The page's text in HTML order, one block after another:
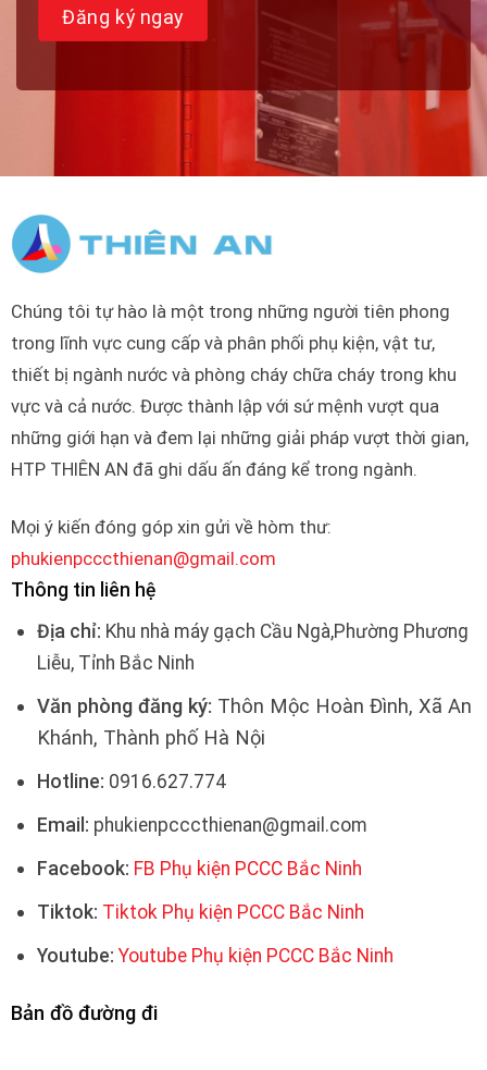
Chúng tôi tự hào là một trong những người tiên phong
trong lĩnh vực cung cấp và phân phối phụ kiện, vật tư,
thiết bị ngành nước và phòng cháy chữa cháy trong khu
vực và cả nước. Được thành lập với sứ mệnh vượt qua
những giới hạn và đem lại những giải pháp vượt thời gian,
HTP THIÊN AN đã ghi dấu ấn đáng kể trong ngành.
Mọi ý kiến đóng góp xin gửi về hòm thư:
phukienpcccthienan@gmail.com
Thông tin liên hệ
Địa chỉ: Khu nhà máy gạch Cầu Ngà,Phường Phương
Liễu, Tỉnh Bắc Ninh
Văn phòng đăng ký: Thôn Mộc Hoàn Đình, Xã An
Khánh, Thành phố Hà Nội
Hotline: 0916.627.774
Email: phukienpcccthienan@gmail.com
Facebook: FB Phụ kiện PCCC Bắc Ninh
Tiktok: Tiktok Phụ kiện PCCC Bắc Ninh
Youtube: Youtube Phụ kiện PCCC Bắc Ninh
Bản đồ đường đi